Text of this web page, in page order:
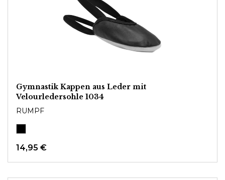
Gymnastik Kappen aus Leder mit
Velourledersohle 1034
RUMPF
14,95 €